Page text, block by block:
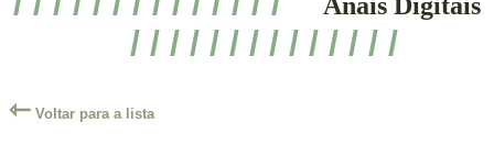
/ / / / / / / / / / / / / /
⇽ Voltar para a lista